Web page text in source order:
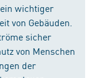
wichtiger
von Gebäuden.
sicher
von Menschen
der